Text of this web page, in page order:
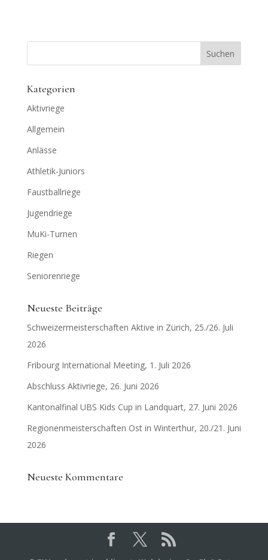
Kategorien
Aktivriege
Allgemein
Anlässe
Athletik-Juniors
Faustballriege
Jugendriege
MuKi-Turnen
Riegen
Seniorenriege
Neueste Beiträge
Schweizermeisterschaften Aktive in Zürich, 25./26. Juli
2026
Fribourg International Meeting, 1. Juli 2026
Abschluss Aktivriege, 26. Juni 2026
Kantonalfinal UBS Kids Cup in Landquart, 27. Juni 2026
Regionenmeisterschaften Ost in Winterthur, 20./21. Juni
2026
Neueste Kommentare